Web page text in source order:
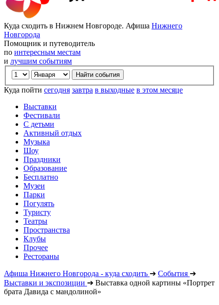
Куда сходить в Нижнем Новгороде. Афиша Нижнего
Новгорода
Помощник и путеводитель
по интересным местам
и лучшим событиям
Куда пойти сегодня завтра в выходные в этом месяце
Выставки
Фестивали
С детьми
Активный отдых
Музыка
Шоу
Праздники
Образование
Бесплатно
Музеи
Парки
Погулять
Туристу
Театры
Пространства
Клубы
Прочее
Рестораны
Афиша Нижнего Новгорода - куда сходить ➔ События ➔
Выставки и экспозиции ➔ Выставка одной картины «Портрет
брата Давида с мандолиной»